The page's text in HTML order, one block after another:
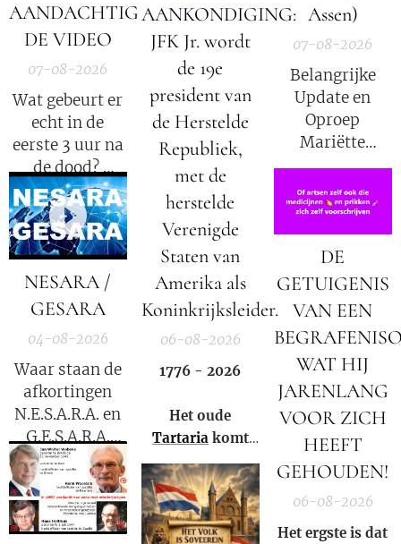
Assen)
07-08-2026
Belangrijke
Update en
Oproep
Mariëtte
Groothoff van
7 augustus
2026
AANDACHTIG
DE VIDEO
07-08-2026
Wat gebeurt er
echt in de
eerste 3 uur na
de dood?
Elisabeth
Kübler-Ross
legt uit.
AANKONDIGING:
JFK Jr. wordt
de 19e
president van
de Herstelde
Republiek,
met de
herstelde
Verenigde
Staten van
Amerika als
Koninkrijksleider.
06-08-2026
1776 - 2026
Het oude
Tartariakomt
weer tot leven!
DE
GETUIGENIS
VAN EEN
WAT HIJ
JARENLANG
VOOR ZICH
HEEFT
GEHOUDEN!
06-08-2026
Het ergste is dat
NESARA /
GESARA
04-08-2026
Waar staan de
afkortingen
N.E.S.A.R.A. en
G.E.S.A.R.A.
voor?